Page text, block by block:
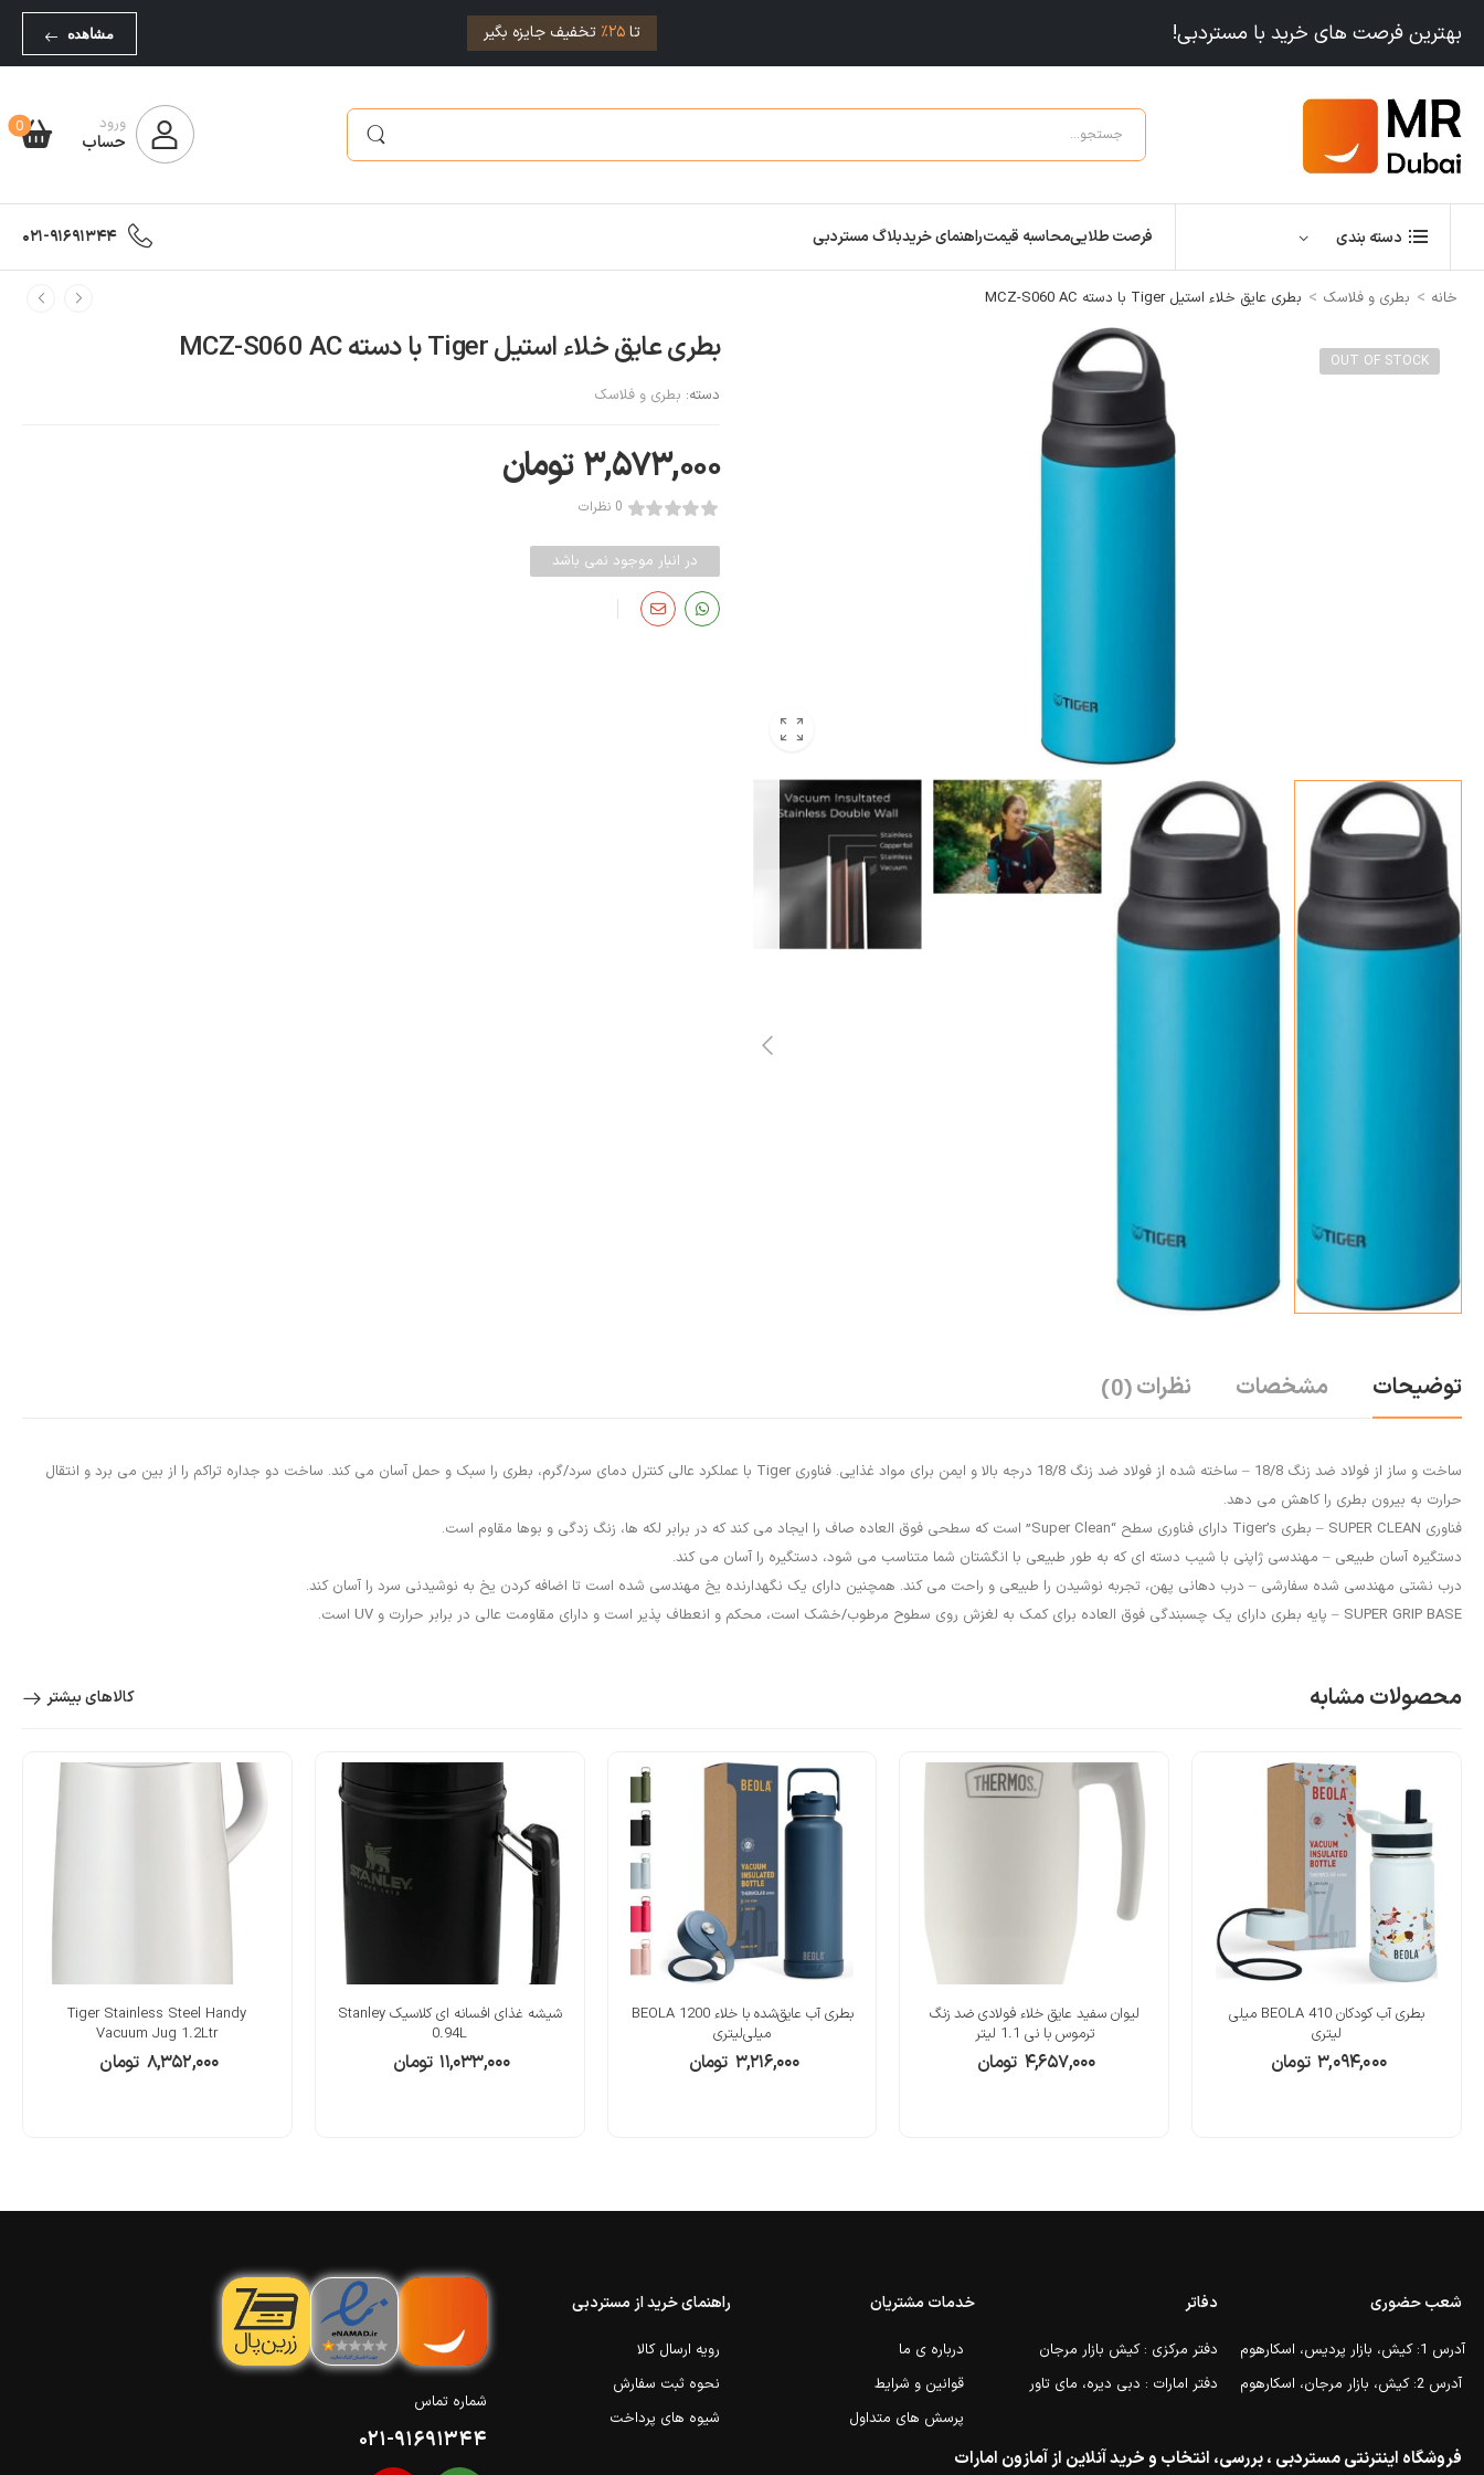
بهترین فرصت های خرید با مستردبی! تا25% تخفیف جایزه بگیر مشاهده
ورود
حساب
0
دسته بندی فرصت طلاییمحاسبه قیمتراهنمای خریدبلاگ مستردبی 021-91691344
خانه > بطری و فلاسک > بطری عایق خلاء استیل Tiger با دسته MCZ-S060 AC
OUT OF STOCK بطری عایق خلاء استیل Tiger با دسته MCZ-S060 AC
دسته: بطری و فلاسک
۳,۵۷۳,۰۰۰ تومان
0 نظرات
در انبار موجود نمی باشد
توضیحات مشخصات نظرات(0)
ساخت و ساز از فولاد ضد زنگ 18/8 – ساخته شده از فولاد ضد زنگ 18/8 درجه بالا و ایمن برای مواد غذایی. فناوری Tiger با عملکرد عالی کنترل دمای سرد/گرم، بطری را سبک و حمل آسان می کند. ساخت دو جداره تراکم را از بین می برد و انتقال
حرارت به بیرون بطری را کاهش می دهد.
فناوری SUPER CLEAN – بطری Tiger’s دارای فناوری سطح “Super Clean” است که سطحی فوق العاده صاف را ایجاد می کند که در برابر لکه ها، زنگ زدگی و بوها مقاوم است.
دستگیره آسان طبیعی – مهندسی ژاپنی با شیب دسته ای که به طور طبیعی با انگشتان شما متناسب می شود، دستگیره را آسان می کند.
درب نشتی مهندسی شده سفارشی – درب دهانی پهن، تجربه نوشیدن را طبیعی و راحت می کند. همچنین دارای یک نگهدارنده یخ مهندسی شده است تا اضافه کردن یخ به نوشیدنی سرد را آسان کند.
SUPER GRIP BASE – پایه بطری دارای یک چسبندگی فوق العاده برای کمک به لغزش روی سطوح مرطوب/خشک است، محکم و انعطاف پذیر است و دارای مقاومت عالی در برابر حرارت و UV است.
محصولات مشابه کالاهای بیشتر
بطری آب کودکان BEOLA 410 میلی
لیتری
۳,۰۹۴,۰۰۰ تومان
لیوان سفید عایق خلاء فولادی ضد زنگ
ترموس با نی 1.1 لیتر
۴,۶۵۷,۰۰۰ تومان
بطری آب عایق‌شده با خلاء BEOLA 1200
میلی‌لیتری
۳,۲۱۶,۰۰۰ تومان
شیشه غذای افسانه ای کلاسیک Stanley
0.94L
۱۱,۰۳۳,۰۰۰ تومان
Tiger Stainless Steel Handy
Vacuum Jug 1.2Ltr
۸,۳۵۲,۰۰۰ تومان
شماره تماس
021-91691344
راهنمای خرید از مستردبی
رویه ارسال کالا
نحوه ثبت سفارش
شیوه های پرداخت
خدمات مشتریان
درباره ی ما
قوانین و شرایط
پرسش های متداول
دفاتر
دفتر مرکزی : کیش بازار مرجان
دفتر امارات : دبی دیره، مای تاور
شعب حضوری
آدرس 1: کیش، بازار پردیس، اسکارهوم
آدرس 2: کیش، بازار مرجان، اسکارهوم
فروشگاه اینترنتی مستردبی ، بررسی، انتخاب و خرید آنلاین از آمازون امارات